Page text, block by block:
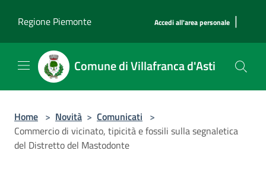
Regione Piemonte
Accedi all'area personale |
Comune di Villafranca d'Asti
Home > Novità > Comunicati >
Commercio di vicinato, tipicità e fossili sulla segnaletica
del Distretto del Mastodonte